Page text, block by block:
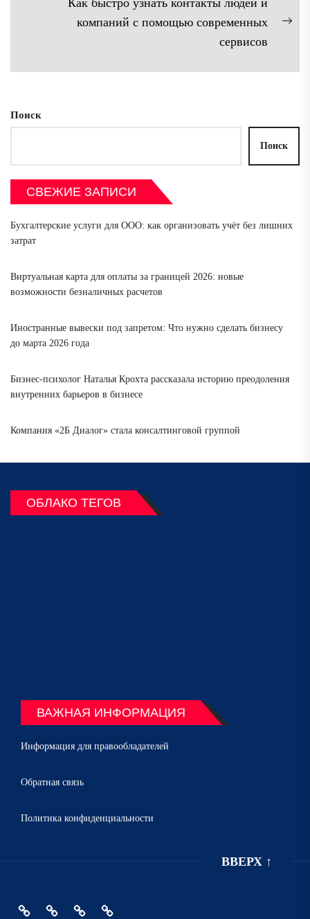
Как быстро узнать контакты людей и
компаний с помощью современных
сервисов
Поиск
Поиск
СВЕЖИЕ ЗАПИСИ
Бухгалтерские услуги для ООО: как организовать учёт без лишних
затрат
Виртуальная карта для оплаты за границей 2026: новые
возможности безналичных расчетов
Иностранные вывески под запретом: Что нужно сделать бизнесу
до марта 2026 года
Бизнес-психолог Наталья Крохта рассказала историю преодоления
внутренних барьеров в бизнесе
Компания «2Б Диалог» стала консалтинговой группой
ОБЛАКО ТЕГОВ
ВАЖНАЯ ИНФОРМАЦИЯ
Информация для правообладателей
Обратная связь
Политика конфиденциальности
ВВЕРХ ↑
ГлавнаяПолитикаИнформация
Обратная